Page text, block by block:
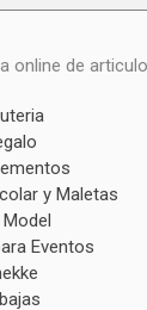
de
y Maletas
Eventos